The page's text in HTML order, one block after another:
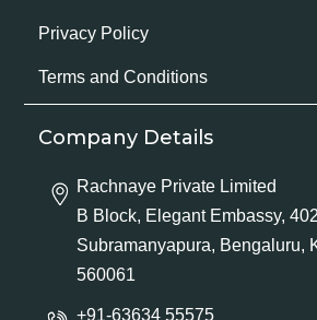
Privacy Policy
Terms and Conditions
Company Details
Rachnaye Private Limited
B Block, Elegant Embassy,
Subramanyapura, Bengaluru,
560061
+91-63634 55575